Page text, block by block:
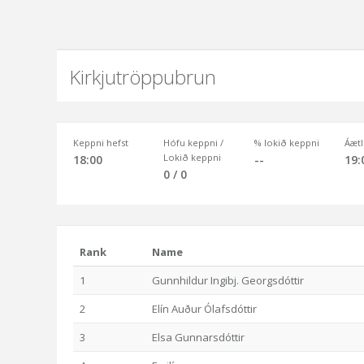
Kirkjutröppubrun
Keppni hefst
18:00
Hófu keppni /
Lokið keppni
0 / 0
% lokið keppni
--
Rank
Name
1
Gunnhildur Ingibj. Georgsdóttir
2
Elín Auður Ólafsdóttir
3
Elsa Gunnarsdóttir